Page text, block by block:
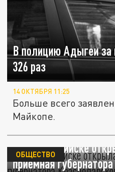
В полицию Адыгеи за
326 раз
14 ОКТЯБРЯ 11:25
Больше всего
Майкопе.
В Новороссийске
приёмная
ОБЩЕСТВО